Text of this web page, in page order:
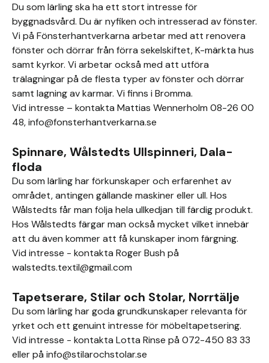
Du som lärling ska ha ett stort intresse för
byggnadsvård. Du är nyfiken och intresserad av fönster.
Vi på Fönsterhantverkarna arbetar med att renovera
fönster och dörrar från förra sekelskiftet, K-märkta hus
samt kyrkor. Vi arbetar också med att utföra
trälagningar på de flesta typer av fönster och dörrar
samt lagning av karmar. Vi finns i Bromma.
Vid intresse – kontakta Mattias Wennerholm 08-26 00
48, info@fonsterhantverkarna.se
Spinnare, Wålstedts Ullspinneri, Dala-
floda
Du som lärling har förkunskaper och erfarenhet av
området, antingen gällande maskiner eller ull. Hos
Wålstedts får man följa hela ullkedjan till färdig produkt.
Hos Wålstedts färgar man också mycket vilket innebär
att du även kommer att få kunskaper inom färgning.
Vid intresse - kontakta Roger Bush på
walstedts.textil@gmail.com
Tapetserare, Stilar och Stolar, Norrtälje
Du som lärling har goda grundkunskaper relevanta för
yrket och ett genuint intresse för möbeltapetsering.
Vid intresse - kontakta Lotta Rinse på 072-450 83 33
eller på info@stilarochstolar.se